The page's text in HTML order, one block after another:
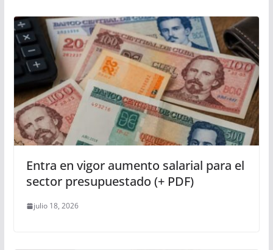
Entra en vigor aumento salarial para el
sector presupuestado (+ PDF)
julio 18, 2026